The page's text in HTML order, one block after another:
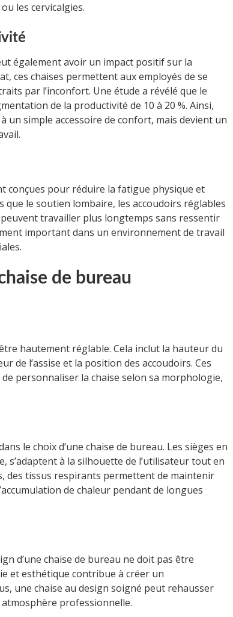
les cervicalgies.
également avoir un impact positif sur la
ces chaises permettent aux employés de se
par l’inconfort. Une étude a révélé que le
de la productivité de 10 à 20 %. Ainsi,
un simple accessoire de confort, mais devient un
conçues pour réduire la fatigue physique et
que le soutien lombaire, les accoudoirs réglables
travailler plus longtemps sans ressentir
important dans un environnement de travail
de bureau
hautement réglable. Cela inclut la hauteur du
de l’assise et la position des accoudoirs. Ces
personnaliser la chaise selon sa morphologie,
le choix d’une chaise de bureau. Les sièges en
s’adaptent à la silhouette de l’utilisateur tout en
des tissus respirants permettent de maintenir
de chaleur pendant de longues
d’une chaise de bureau ne doit pas être
et esthétique contribue à créer un
une chaise au design soigné peut rehausser
atmosphère professionnelle.